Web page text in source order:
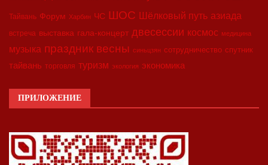
Тайвань Форум Харбин ЧС ШОС Шёлковый путь азиада
встреча выставка гала-концерт двесессии космос медицина
музыка праздник весны синьцзян сотрудничество спутник
тайвань торговля туризм экология экономика
ПРИЛОЖЕНИЕ